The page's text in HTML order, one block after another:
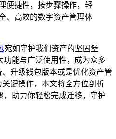
便捷性，按步骤操作，轻
、高效的数字资产管理体
宛如守护我们资产的坚固堡
功能与广泛使用性，成为众多
升级钱包版本或是优化资产管
键操作，本文将全方位剖析
，助力你轻松完成迁移，守护